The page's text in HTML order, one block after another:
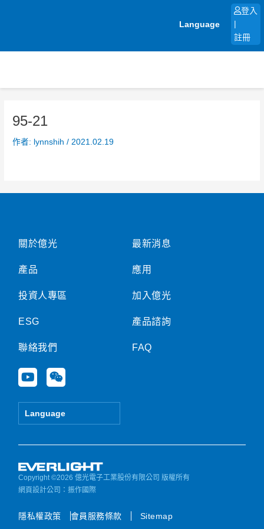
Language
登入
註冊
95-21
作者: lynnshih/ 2021.02.19
關於億光
產品
投資人專區
ESG
聯絡我們
Y
o
u
e
W
e
i
Language
最新消息
應用
加入億光
產品諮詢
FAQ
Copyright ©2026 億光電子工業股份有限公司 版權所有
網頁設計公司 ：振作國際
隱私權政策 會員服務條款 Sitemap